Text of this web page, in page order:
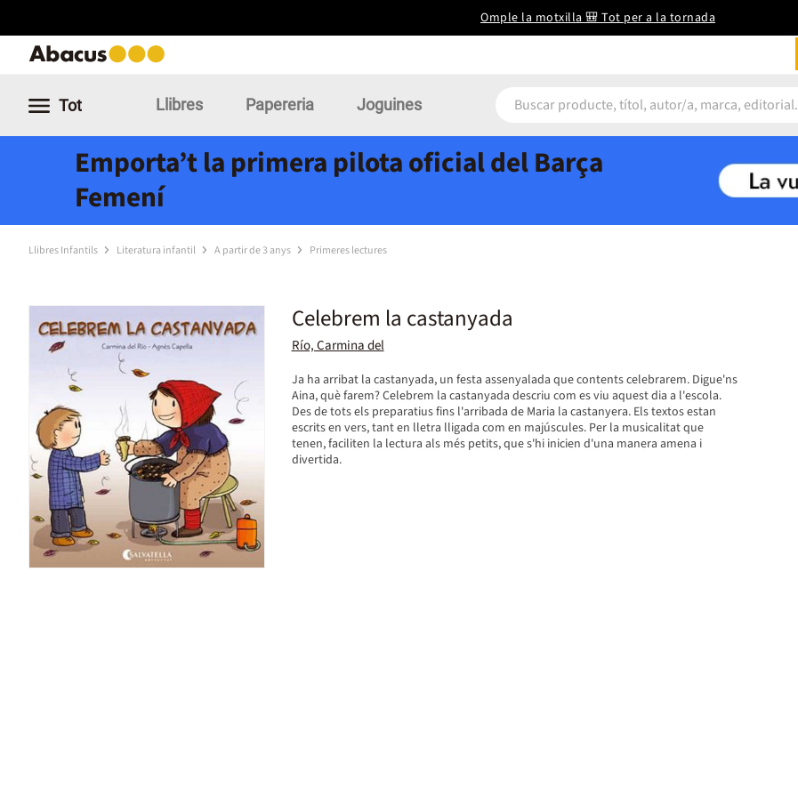
Omple la motxilla 🎒 Tot per a la tornada
Tot Llibres Papereria Joguines
Emporta’t la primera pilota oficial del Barça
Femení
Llibres Infantils Literatura infantil A partir de 3 anys Primeres lectures
Celebrem la castanyada
Río, Carmina del
Ja ha arribat la castanyada, un festa assenyalada que contents celebrarem. Digue'ns
Aina, què farem? Celebrem la castanyada descriu com es viu aquest dia a l'escola.
Des de tots els preparatius fins l'arribada de Maria la castanyera. Els textos estan
escrits en vers, tant en lletra lligada com en majúscules. Per la musicalitat que
tenen, faciliten la lectura als més petits, que s'hi inicien d'una manera amena i
divertida.